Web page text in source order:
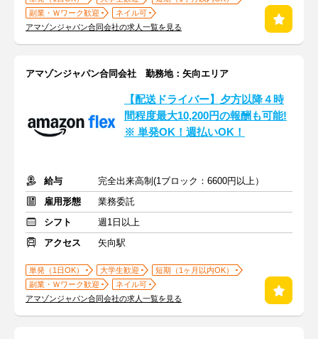
副業・Ｗワーク歓迎
ネイル可
アマゾンジャパン合同会社の求人一覧を見る
アマゾンジャパン合同会社 勤務地：矢向エリア
【配送ドライバー】夕方以降４時
間程度最大10,200円の報酬も可能!
※ 単発OK！週払いOK！
給与
完全出来高制(1ブロック：6600円以上）
雇用形態
業務委託
シフト
週1日以上
アクセス
矢向駅
単発（1日OK） 大学生歓迎
短期（1ヶ月以内OK）
副業・Ｗワーク歓迎
ネイル可
アマゾンジャパン合同会社の求人一覧を見る